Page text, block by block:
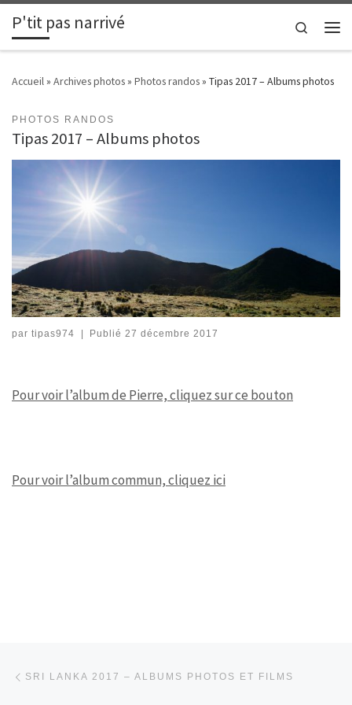
Passer au contenu
P'tit pas narrivé
Search
Accueil» Archives photos» Photos randos» Tipas 2017 – Albums photos
PHOTOS RANDOS
Tipas 2017 – Albums photos
par tipas974 Publié27 décembre 2017
Pour voir l’album de Pierre, cliquez sur ce bouton
Pour voir l’album commun, cliquez ici
SRI LANKA 2017 – ALBUMS PHOTOS ET FILMS